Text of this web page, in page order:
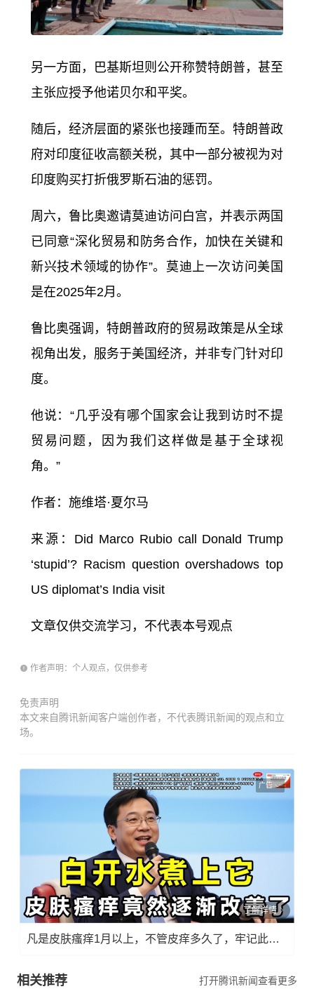
另一方面，巴基斯坦则公开称赞特朗普，甚至
主张应授予他诺贝尔和平奖。
随后，经济层面的紧张也接踵而至。特朗普政
府对印度征收高额关税，其中一部分被视为对
印度购买打折俄罗斯石油的惩罚。
周六，鲁比奥邀请莫迪访问白宫，并表示两国
已同意“深化贸易和防务合作，加快在关键和
新兴技术领域的协作”。莫迪上一次访问美国
是在2025年2月。
鲁比奥强调，特朗普政府的贸易政策是从全球
视角出发，服务于美国经济，并非专门针对印
度。
他说：“几乎没有哪个国家会让我到访时不提
贸易问题，因为我们这样做是基于全球视
角。”
作者：施维塔·夏尔马
来源：Did Marco Rubio call Donald Trump
‘stupid’? Racism question overshadows top
US diplomat’s India visit
文章仅供交流学习，不代表本号观点
作者声明：个人观点，仅供参考
免责声明
本文来自腾讯新闻客户端创作者，不代表腾讯新闻的观点和立
场。
广告
了解详情
凡是皮肤瘙痒1月以上，不管皮痒多久了，牢记此法，快！准！狠！
相关推荐 打开腾讯新闻查看更多